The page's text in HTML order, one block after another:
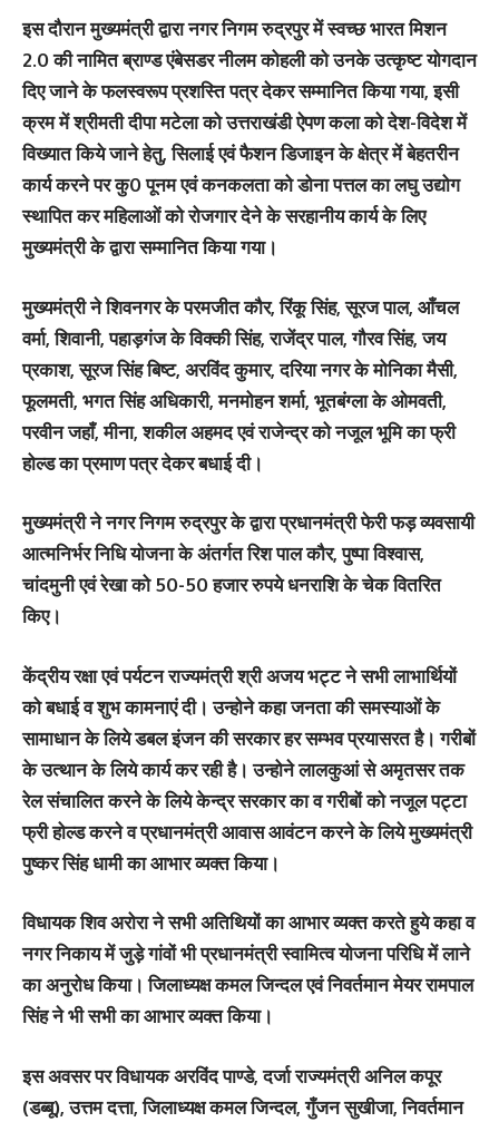
इस दौरान मुख्यमंत्री द्वारा नगर निगम रुद्रपुर में स्वच्छ भारत मिशन
2.0 की नामित ब्राण्ड एंबेसडर नीलम कोहली को उनके उत्कृष्ट योगदान
दिए जाने के फलस्वरूप प्रशस्ति पत्र देकर सम्मानित किया गया, इसी
क्रम में श्रीमती दीपा मटेला को उत्तराखंडी ऐपण कला को देश-विदेश में
विख्यात किये जाने हेतु, सिलाई एवं फैशन डिजाइन के क्षेत्र में बेहतरीन
कार्य करने पर कु0 पूनम एवं कनकलता को डोना पत्तल का लघु उद्योग
स्थापित कर महिलाओं को रोजगार देने के सरहानीय कार्य के लिए
मुख्यमंत्री के द्वारा सम्मानित किया गया।
मुख्यमंत्री ने शिवनगर के परमजीत कौर, रिंकू सिंह, सूरज पाल, आँचल
वर्मा, शिवानी, पहाड़गंज के विक्की सिंह, राजेंद्र पाल, गौरव सिंह, जय
प्रकाश, सूरज सिंह बिष्ट, अरविंद कुमार, दरिया नगर के मोनिका मैसी,
फूलमती, भगत सिंह अधिकारी, मनमोहन शर्मा, भूतबंग्ला के ओमवती,
परवीन जहाँ, मीना, शकील अहमद एवं राजेन्द्र को नजूल भूमि का फ्री
होल्ड का प्रमाण पत्र देकर बधाई दी।
मुख्यमंत्री ने नगर निगम रुद्रपुर के द्वारा प्रधानमंत्री फेरी फड़ व्यवसायी
आत्मनिर्भर निधि योजना के अंतर्गत रिश पाल कौर, पुष्पा विश्वास,
चांदमुनी एवं रेखा को 50-50 हजार रुपये धनराशि के चेक वितरित
किए।
केंद्रीय रक्षा एवं पर्यटन राज्यमंत्री श्री अजय भट्ट ने सभी लाभार्थियों
को बधाई व शुभ कामनाएं दी। उन्होने कहा जनता की समस्याओं के
सामाधान के लिये डबल इंजन की सरकार हर सम्भव प्रयासरत है। गरीबों
के उत्थान के लिये कार्य कर रही है। उन्होने लालकुआं से अमृतसर तक
रेल संचालित करने के लिये केन्द्र सरकार का व गरीबों को नजूल पट्टा
फ्री होल्ड करने व प्रधानमंत्री आवास आवंटन करने के लिये मुख्यमंत्री
पुष्कर सिंह धामी का आभार व्यक्त किया।
विधायक शिव अरोरा ने सभी अतिथियों का आभार व्यक्त करते हुये कहा व
नगर निकाय में जुड़े गांवों भी प्रधानमंत्री स्वामित्व योजना परिधि में लाने
का अनुरोध किया। जिलाध्यक्ष कमल जिन्दल एवं निवर्तमान मेयर रामपाल
सिंह ने भी सभी का आभार व्यक्त किया।
इस अवसर पर विधायक अरविंद पाण्डे, दर्जा राज्यमंत्री अनिल कपूर
(डब्बू), उत्तम दत्ता, जिलाध्यक्ष कमल जिन्दल, गुँजन सुखीजा, निवर्तमान